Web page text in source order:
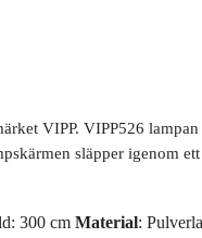
VIPP. VIPP526
släpper igenom
300 cm Material: